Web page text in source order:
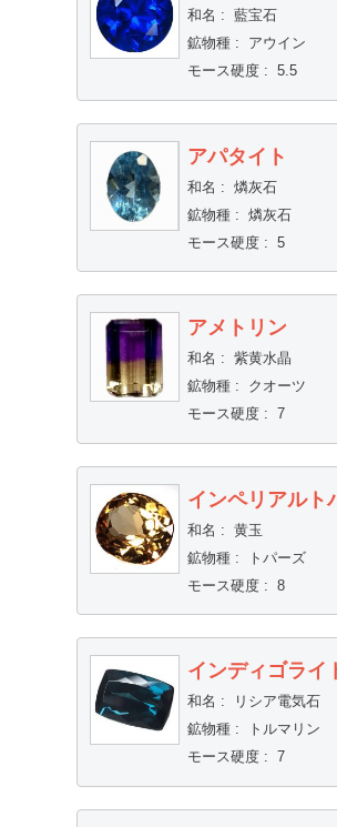
和名 : 藍宝石
鉱物種:
アウイン
モース硬度: 5.5
アパタイト
和名 : 燐灰石
鉱物種: 燐灰石
モース硬度: 5
アメトリン
和名 : 紫黄水晶
鉱物種:
クオーツ
モース硬度: 7
インペリアルト
和名 : 黄玉
鉱物種:
トパーズ
モース硬度: 8
インディゴライ
和名 :
リシア電気石
鉱物種:
トルマリン
モース硬度: 7